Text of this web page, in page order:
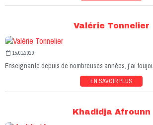
Valérie Tonnelier
15/01/2020
Enseignante depuis de nombreuses années, j'ai
EN SAVOIR PLUS
Khadidja Afrounn